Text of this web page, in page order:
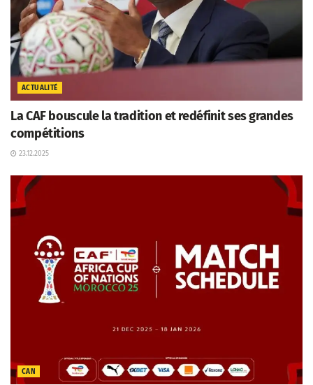
ACTUALITÉ
La CAF bouscule la tradition et redéfinit ses grandes
compétitions
23.12.2025
CAN